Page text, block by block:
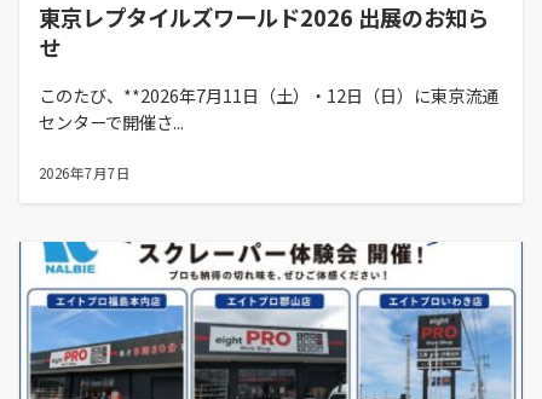
東京レプタイルズワールド2026 出展のお知ら
せ
このたび、**2026年7月11日（土）・12日（日）に東京流通
センターで開催さ...
2026年7月7日